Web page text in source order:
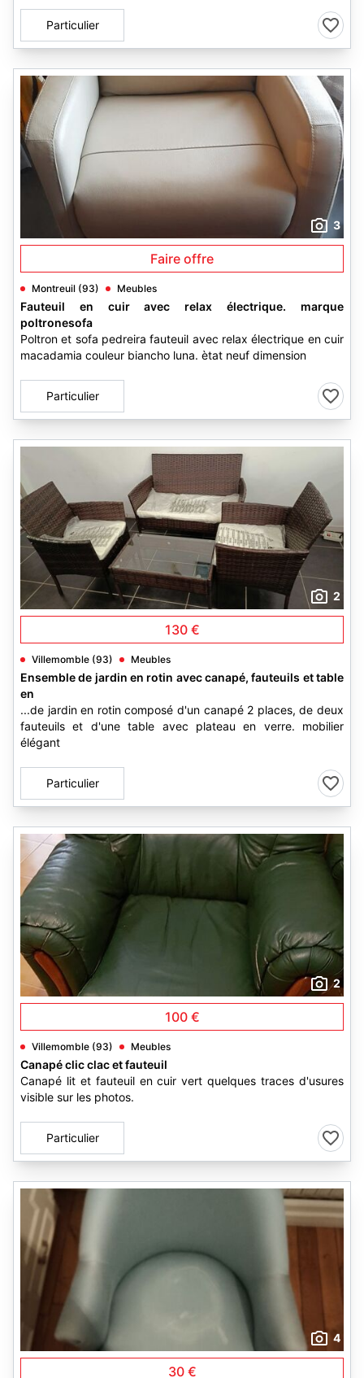
Particulier
3
Faire offre
Montreuil (93) Meubles
Fauteuil en cuir avec relax électrique. marque
poltronesofa
Poltron et sofa pedreira fauteuil avec relax électrique en cuir
macadamia couleur biancho luna. ètat neuf dimension
Particulier
2
130 €
Villemomble (93) Meubles
Ensemble de jardin en rotin avec canapé, fauteuils et table
en
...de jardin en rotin composé d'un canapé 2 places, de deux
fauteuils et d'une table avec plateau en verre. mobilier
élégant
Particulier
2
100 €
Villemomble (93) Meubles
Canapé clic clac et fauteuil
Canapé lit et fauteuil en cuir vert quelques traces d'usures
visible sur les photos.
Particulier
4
30 €